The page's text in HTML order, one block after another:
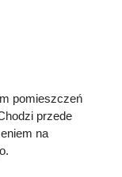
pomieszczeń
przede
na